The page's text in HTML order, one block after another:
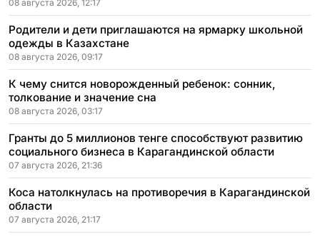
08 августа 2026, 12:17
Родители и дети приглашаются на ярмарку школьной
одежды в Казахстане
08 августа 2026, 09:17
К чему снится новорожденный ребенок: сонник,
толкование и значение сна
08 августа 2026, 03:17
Гранты до 5 миллионов тенге способствуют развитию
социального бизнеса в Карагандинской области
07 августа 2026, 21:36
Коса натолкнулась на противоречия в Карагандинской
области
07 августа 2026, 21:17